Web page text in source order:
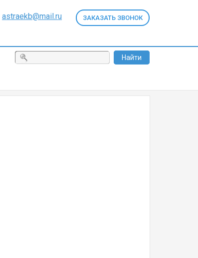
Найти
astraekb@mail.ru ЗАКАЗАТЬ ЗВОНОК